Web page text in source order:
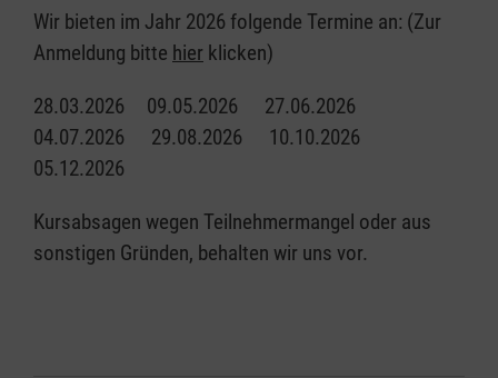
Wir bieten im Jahr 2026 folgende Termine an: (Zur
Anmeldung bitte hier klicken)
28.03.2026 09.05.2026 27.06.2026
04.07.2026 29.08.2026 10.10.2026
05.12.2026
Kursabsagen wegen Teilnehmermangel oder aus
sonstigen Gründen, behalten wir uns vor.